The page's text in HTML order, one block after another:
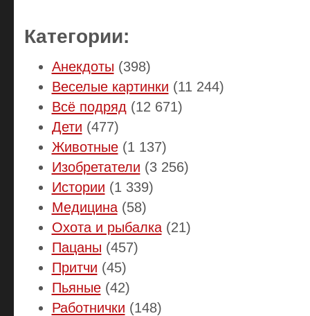
Категории:
Анекдоты (398)
Веселые картинки (11 244)
Всё подряд (12 671)
Дети (477)
Животные(1 137)
Изобретатели (3 256)
Истории (1 339)
Медицина(58)
Охота и рыбалка(21)
Пацаны (457)
Притчи (45)
Пьяные(42)
Работнички (148)